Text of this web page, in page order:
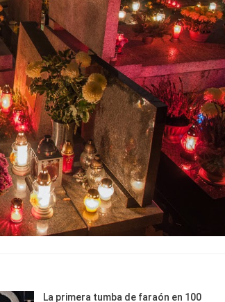
La primera tumba de faraón en 100